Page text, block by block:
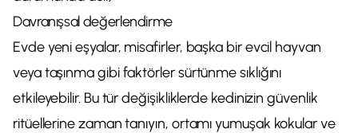
Davranışsal değerlendirme
Evde yeni eşyalar, misafirler, başka bir evcil hayvan
veya taşınma gibi faktörler sürtünme sıklığını
etkileyebilir. Bu tür değişikliklerde kedinizin güvenlik
ritüellerine zaman tanıyın, ortamı yumuşak kokular ve